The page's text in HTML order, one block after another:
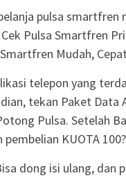
pulsa smartfren
Pulsa Smartfren
Mudah,
telepon yang
tekan Paket Data
Pulsa. Setelah
KUOTA
dong isi ulang, dan